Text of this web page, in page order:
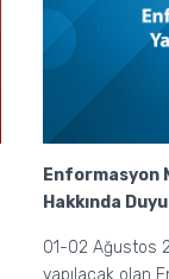
Enformasyon
Hakkında
01-02 Ağustos
yapılacak olan